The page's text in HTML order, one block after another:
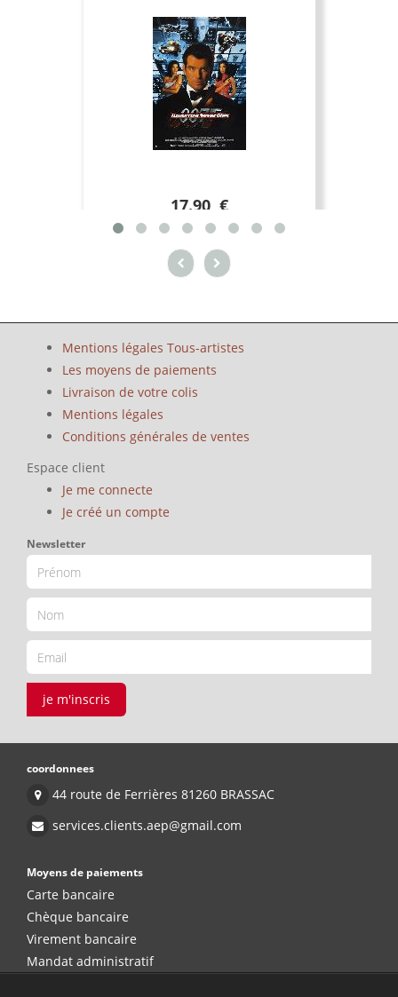
17.90 €
Mentions légales Tous-artistes
Les moyens de paiements
Livraison de votre colis
Mentions légales
Conditions générales de ventes
Espace client
Je me connecte
Je créé un compte
Newsletter
je m'inscris
coordonnees
44 route de Ferrières 81260 BRASSAC
services.clients.aep@gmail.com
Moyens de paiements
Carte bancaire
Chèque bancaire
Virement bancaire
Mandat administratif